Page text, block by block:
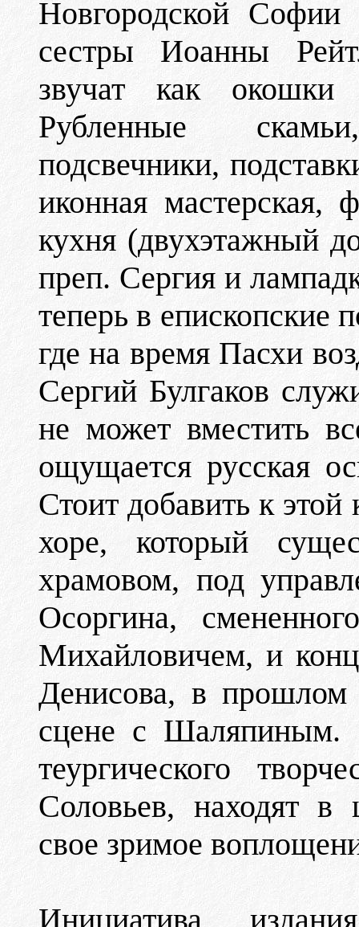
Новгородской
сестры Иоанны
звучат как окошки
Рубленные
подсвечники,
иконная мастерская,
кухня (двухэтажный
преп. Сергия и
теперь в епископские
где на время Пасхи
Сергий Булгаков
не может вместить
ощущается русская
Стоит добавить к
хоре, который
храмовом, под
Осоргина,
Михайловичем, и
Денисова, в прошлом
сцене с Шаляпиным.
теургического
Соловьев, находят в
свое зримое
Инициатива